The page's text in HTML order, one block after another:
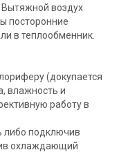
воздух
посторонние
в теплообменник.
(докупается
влажность и
работу в
либо подключив
охлаждающий